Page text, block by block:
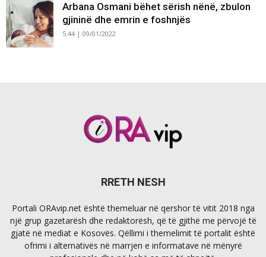
Arbana Osmani bëhet sërish nënë, zbulon
gjininë dhe emrin e foshnjës
5:44 | 09/01/2022
RRETH NESH
Portali ORAvip.net është themeluar në qershor të vitit 2018 nga
një grup gazetarësh dhe redaktorësh, që të gjithë me përvojë të
gjatë në mediat e Kosovës. Qëllimi i themelimit të portalit është
ofrimi i alternativës në marrjen e informatave në mënyrë